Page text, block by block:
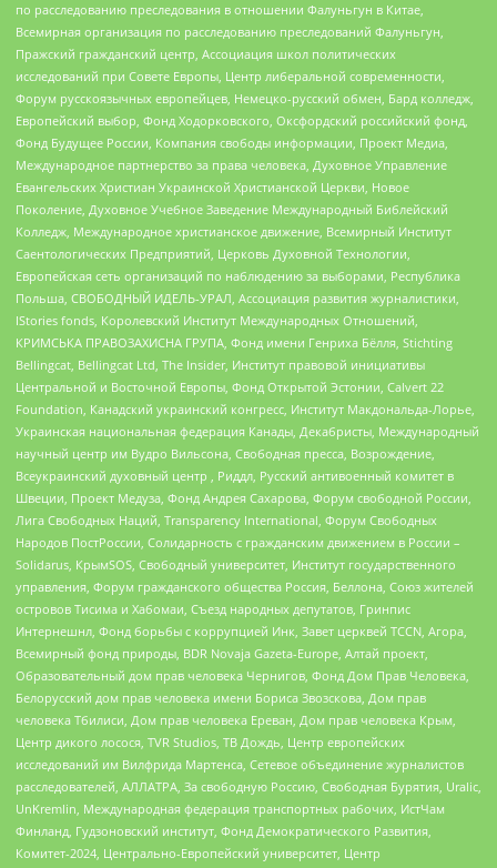
по расследованию преследования в отношении Фалуньгун в Китае,
Всемирная организация по расследованию преследований Фалуньгун,
Пражский гражданский центр, Ассоциация школ политических
исследований при Совете Европы, Центр либеральной современности,
Форум русскоязычных европейцев, Немецко-русский обмен, Бард колледж,
Европейский выбор, Фонд Ходорковского, Оксфордский российский фонд,
Фонд Будущее России, Компания свободы информации, Проект Медиа,
Международное партнерство за права человека, Духовное Управление
Евангельских Христиан Украинской Христианской Церкви, Новое
Поколение, Духовное Учебное Заведение Международный Библейский
Колледж, Международное христианское движение, Всемирный Институт
Саентологических Предприятий, Церковь Духовной Технологии,
Европейская сеть организаций по наблюдению за выборами, Республика
Польша, СВОБОДНЫЙ ИДЕЛЬ-УРАЛ, Ассоциация развития журналистики,
IStories fonds, Королевский Институт Международных Отношений,
КРИМСЬКА ПРАВОЗАХИСНА ГРУПА, Фонд имени Генриха Бёлля, Stichting
Bellingcat, Bellingcat Ltd, The Insider, Институт правовой инициативы
Центральной и Восточной Европы, Фонд Открытой Эстонии, Calvert 22
Foundation, Канадский украинский конгресс, Институт Макдональда-Лорье,
Украинская национальная федерация Канады, Декабристы, Международный
научный центр им Вудро Вильсона, Свободная пресса, Возрождение,
Всеукраинский духовный центр , Риддл, Русский антивоенный комитет в
Швеции, Проект Медуза, Фонд Андрея Сахарова, Форум свободной России,
Лига Свободных Наций, Transparеncy International, Форум Свободных
Народов ПостРоссии, Солидарность с гражданским движением в России –
Solidarus, КрымSOS, Свободный университет, Институт государственного
управления, Форум гражданского общества Россия, Беллона, Союз жителей
островов Тисима и Хабомаи, Съезд народных депутатов, Гринпис
Интернешнл, Фонд борьбы с коррупцией Инк, Завет церквей TCCN, Агора,
Всемирный фонд природы, BDR Novaja Gazeta-Europe, Алтай проект,
Образовательный дом прав человека Чернигов, Фонд Дом Прав Человека,
Белорусский дом прав человека имени Бориса Звозскова, Дом прав
человека Тбилиси, Дом прав человека Ереван, Дом прав человека Крым,
Центр дикого лосося, TVR Studios, ТВ Дождь, Центр европейских
исследований им Вилфрида Мартенса, Сетевое объединение журналистов
расследователей, АЛЛАТРА, За свободную Россию, Свободная Бурятия, Uralic,
UnKremlin, Международная федерация транспортных рабочих, ИстЧам
Финланд, Гудзоновский институт, Фонд Демократического Развития,
Комитет-2024, Центрально-Европейский университет, Центр